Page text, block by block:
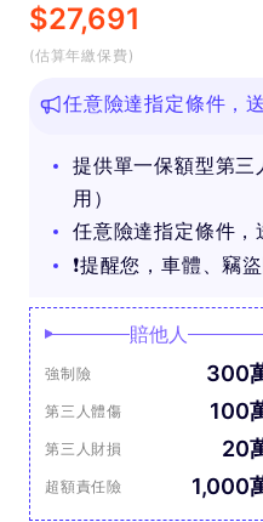
$27,691
(估算年繳保費)
任意險達指定條件，
提供單一保額型第
用）
任意險達指定條件
❗提醒您，車體、竊
賠他人
強制險 300
第三人體傷 100
第三人財損 20
超額責任險 1,000